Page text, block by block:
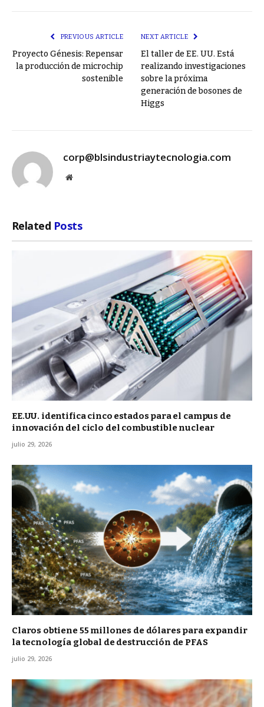
PREVIOUS ARTICLE
Proyecto Génesis: Repensar
la producción de microchip
sostenible
NEXT ARTICLE
El taller de EE. UU. Está
realizando investigaciones
sobre la próxima
generación de bosones de
Higgs
corp@blsindustriaytecnologia.com
Website
Related Posts
EE.UU. identifica cinco estados para el campus de
innovación del ciclo del combustible nuclear
julio 29, 2026
Claros obtiene 55 millones de dólares para expandir
la tecnología global de destrucción de PFAS
julio 29, 2026